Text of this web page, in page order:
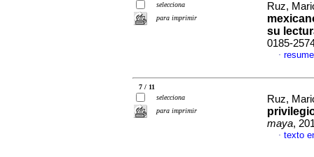
selecciona
para imprimir
Ruz,
su
0185-
·
7 / 11
selecciona
para imprimir
Ruz,
maya,
· texto